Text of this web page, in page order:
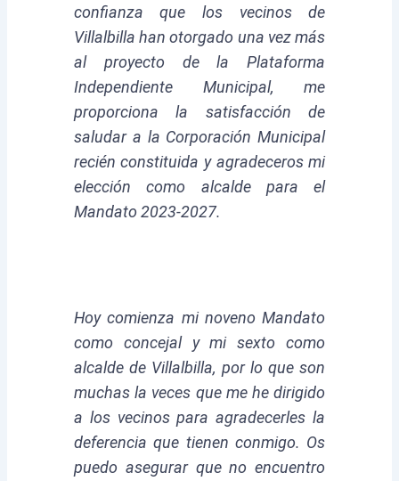
confianza que los vecinos de
Villalbilla han otorgado una vez más
al proyecto de la Plataforma
Independiente Municipal, me
proporciona la satisfacción de
saludar a la Corporación Municipal
recién constituida y agradeceros mi
elección como alcalde para el
Mandato 2023-2027.
Hoy comienza mi noveno Mandato
como concejal y mi sexto como
alcalde de Villalbilla, por lo que son
muchas la veces que me he dirigido
a los vecinos para agradecerles la
deferencia que tienen conmigo. Os
puedo asegurar que no encuentro